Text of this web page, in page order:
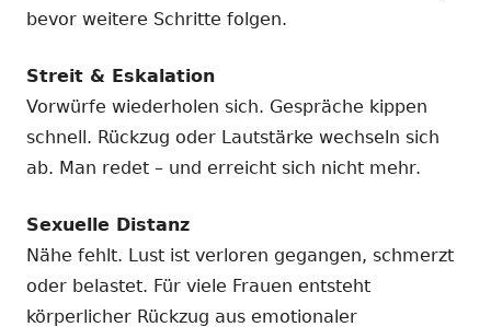
bevor weitere Schritte folgen.
Streit & Eskalation
Vorwürfe wiederholen sich. Gespräche kippen
schnell. Rückzug oder Lautstärke wechseln sich
ab. Man redet – und erreicht sich nicht mehr.
Sexuelle Distanz
Nähe fehlt. Lust ist verloren gegangen, schmerzt
oder belastet. Für viele Frauen entsteht
körperlicher Rückzug aus emotionaler